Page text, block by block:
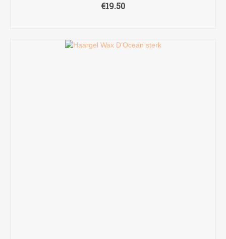
€19.50